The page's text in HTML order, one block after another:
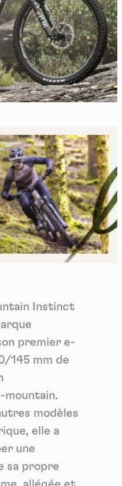
Instinct
premier e-
145 mm de
mountain.
modèles
elle a
une
sa propre